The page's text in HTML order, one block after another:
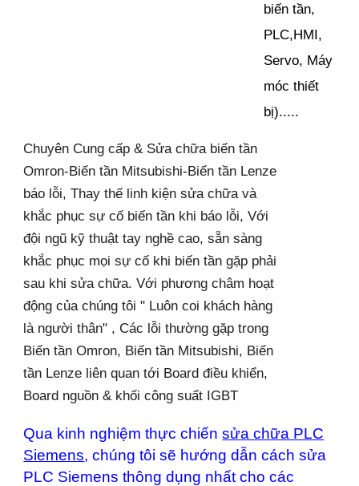
biến tần,
PLC,HMI,
Servo, Máy
móc thiết
bị).....
Chuyên Cung cấp & Sửa chữa biến tần
Omron-Biến tần Mitsubishi-Biến tần Lenze
báo lỗi, Thay thế linh kiện sửa chữa và
khắc phục sự cố biến tần khi báo lỗi, Với
đội ngũ kỹ thuật tay nghề cao, sẵn sàng
khắc phục mọi sự cố khi biến tần gặp phải
sau khi sửa chữa. Với phương châm hoạt
động của chúng tôi " Luôn coi khách hàng
là người thân" , Các lỗi thường gặp trong
Biến tần Omron, Biến tần Mitsubishi, Biến
tần Lenze liên quan tới Board điều khiển,
Board nguồn & khối công suất IGBT
Qua kinh nghiệm thực chiếnsửa chữa PLC
Siemens, chúng tôi sẽ hướng dẫn cách sửa
PLC Siemens thông dụng nhất cho các